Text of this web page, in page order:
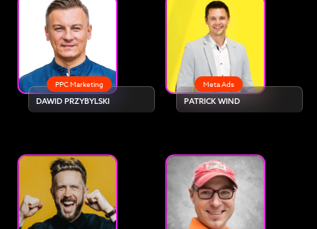
PPC Marketing
DAWID PRZYBYLSKI
Meta Ads
PATRICK WIND